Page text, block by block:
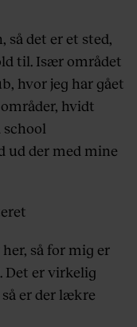
så det er et sted,
til. Især området
hvor jeg har gået
hvidt
school
ud der med mine
så for mig er
Det er virkelig
er der lækre